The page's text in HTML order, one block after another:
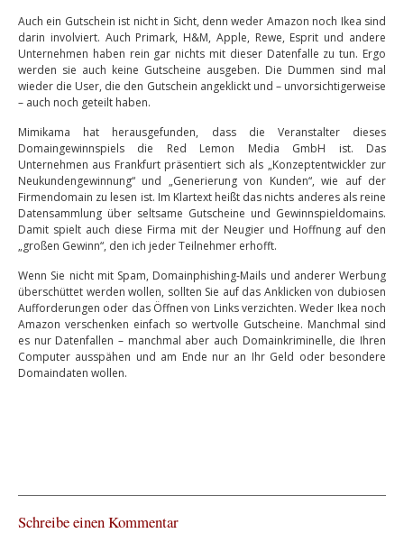
Auch ein Gutschein ist nicht in Sicht, denn weder Amazon noch Ikea sind
darin involviert. Auch Primark, H&M, Apple, Rewe, Esprit und andere
Unternehmen haben rein gar nichts mit dieser Datenfalle zu tun. Ergo
werden sie auch keine Gutscheine ausgeben. Die Dummen sind mal
wieder die User, die den Gutschein angeklickt und – unvorsichtigerweise
– auch noch geteilt haben.
Mimikama hat herausgefunden, dass die Veranstalter dieses
Domaingewinnspiels die Red Lemon Media GmbH ist. Das
Unternehmen aus Frankfurt präsentiert sich als „Konzeptentwickler zur
Neukundengewinnung“ und „Generierung von Kunden“, wie auf der
Firmendomain zu lesen ist. Im Klartext heißt das nichts anderes als reine
Datensammlung über seltsame Gutscheine und Gewinnspieldomains.
Damit spielt auch diese Firma mit der Neugier und Hoffnung auf den
„großen Gewinn“, den ich jeder Teilnehmer erhofft.
Wenn Sie nicht mit Spam, Domainphishing-Mails und anderer Werbung
überschüttet werden wollen, sollten Sie auf das Anklicken von dubiosen
Aufforderungen oder das Öffnen von Links verzichten. Weder Ikea noch
Amazon verschenken einfach so wertvolle Gutscheine. Manchmal sind
es nur Datenfallen – manchmal aber auch Domainkriminelle, die Ihren
Computer ausspähen und am Ende nur an Ihr Geld oder besondere
Domaindaten wollen.
Schreibe einen Kommentar